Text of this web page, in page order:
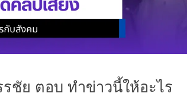
ชัย ตอบ ทำข่าวนี้ให้อะไร